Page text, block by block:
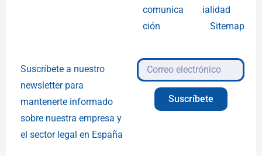
comunica
ción
ialidad
Sitemap
Suscríbete a nuestro
newsletter para
mantenerte informado
sobre nuestra empresa y
el sector legal en España
Suscríbete